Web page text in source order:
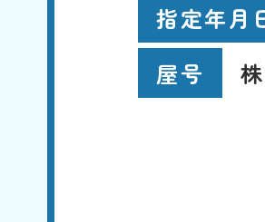
指定年月
屋号